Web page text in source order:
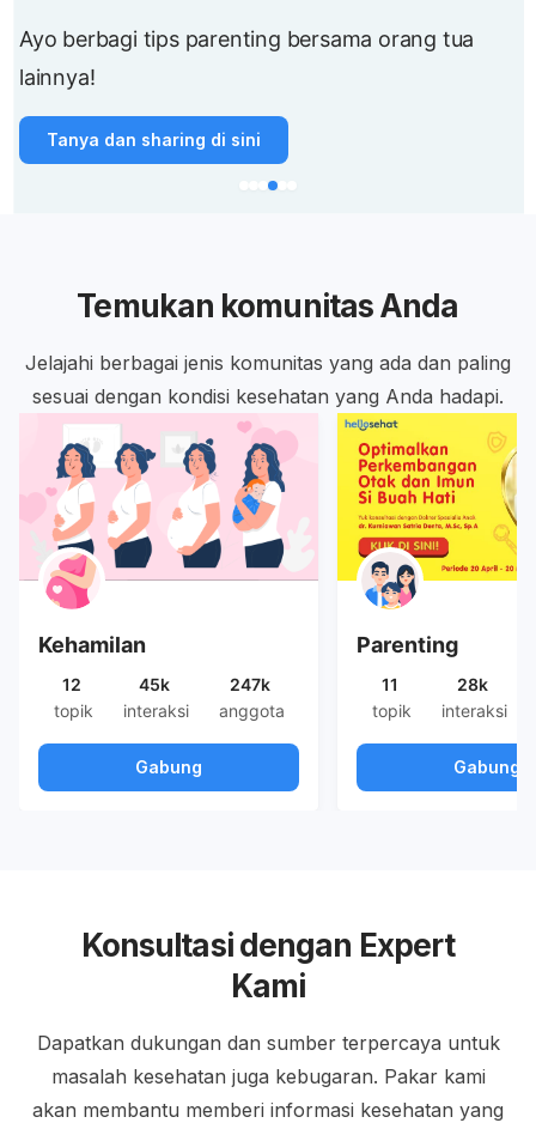
Ayo berbagi tips parenting bersama orang tua
lainnya!
Tanya dan sharing di sini
Temukan komunitas Anda
Jelajahi berbagai jenis komunitas yang ada dan paling
sesuai dengan kondisi kesehatan yang Anda hadapi.
Kehamilan
12
topik
45k
interaksi
247k
anggota
Gabung
Parenting
11
topik
28k
interaksi
Gabung
Konsultasi dengan Expert
Kami
Dapatkan dukungan dan sumber terpercaya untuk
masalah kesehatan juga kebugaran. Pakar kami
akan membantu memberi informasi kesehatan yang